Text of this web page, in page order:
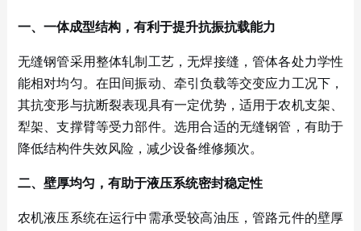
一、一体成型结构，有利于提升抗振抗载能力
无缝钢管采用整体轧制工艺，无焊接缝，管体各处力学性
能相对均匀。在田间振动、牵引负载等交变应力工况下，
其抗变形与抗断裂表现具有一定优势，适用于农机支架、
犁架、支撑臂等受力部件。选用合适的无缝钢管，有助于
降低结构件失效风险，减少设备维修频次。
二、壁厚均匀，有助于液压系统密封稳定性
农机液压系统在运行中需承受较高油压，管路元件的壁厚